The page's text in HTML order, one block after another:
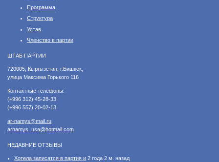
Программа
Структура
Устав
Членство в партии
ШТАБ ПАРТИИ
​720005, Кыргызстан, г.Бишкек,
улица Максима Горького 116
Контактные телефоны:
(+996 312) 45-28-33
(+996 557) 20-02-13
ar-namys@mail.ru
arnamys_usa@hotmail.com
НЕДАВНИЕ ОТЗЫВЫ
Хотела записатся в партия и 2 года 2 м. назад